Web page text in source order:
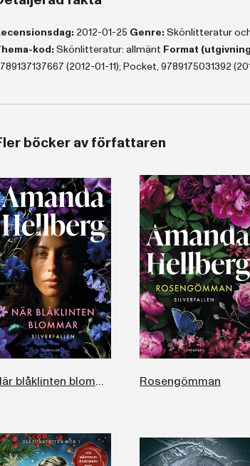
2012-01-25 Genre: Skönlitteratur
kod: Skönlitteratur: allmänt Format
(2012-01-11); Pocket, 9789175031392
böcker av författaren
När blåklinten blommar Rosengömman